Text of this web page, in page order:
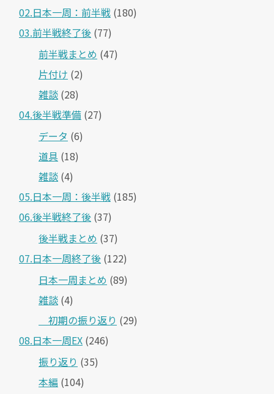
02.日本一周：前半戦 (180)
03.前半戦終了後 (77)
前半戦まとめ (47)
片付け (2)
雑談 (28)
04.後半戦準備 (27)
データ (6)
道具 (18)
雑談 (4)
05.日本一周：後半戦 (185)
06.後半戦終了後 (37)
後半戦まとめ (37)
07.日本一周終了後 (122)
日本一周まとめ (89)
雑談 (4)
＿初期の振り返り (29)
08.日本一周EX (246)
振り返り (35)
本編 (104)